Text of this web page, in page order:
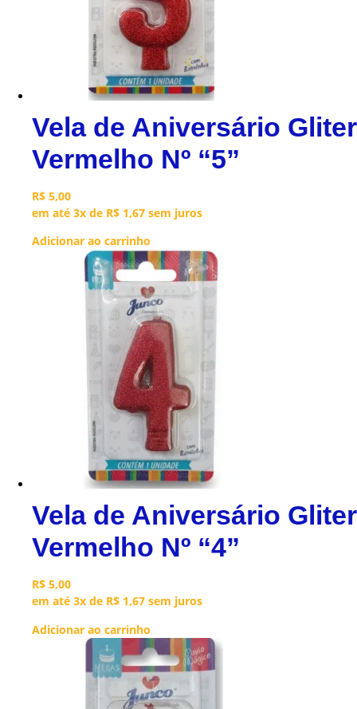
Vela de Aniversário Gliter
Vermelho Nº “5”
R$ 5,00
em até 3x de R$ 1,67 sem juros
Adicionar ao carrinho
Vela de Aniversário Gliter
Vermelho Nº “4”
R$ 5,00
em até 3x de R$ 1,67 sem juros
Adicionar ao carrinho